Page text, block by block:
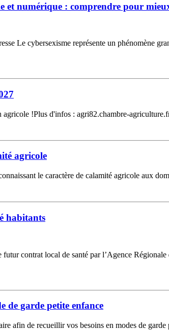
et numérique : comprendre pour
Le cybersexisme représente un phénomène
!Plus d'infos : agri82.chambre-
agricole
le caractère de calamité agricole aux
habitants
contrat local de santé par l’Agence
de garde petite enfance
afin de recueillir vos besoins en modes de